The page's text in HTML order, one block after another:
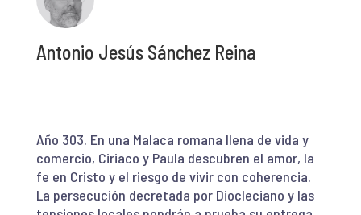
Antonio Jesús Sánchez Reina
Año 303. En una Malaca romana llena de vida y
comercio, Ciriaco y Paula descubren el amor, la
fe en Cristo y el riesgo de vivir con coherencia.
La persecución decretada por Diocleciano y las